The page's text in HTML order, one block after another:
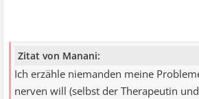
Zitat von Manani:
Ich erzähle niemanden meine
nerven will (selbst der Therapeutin